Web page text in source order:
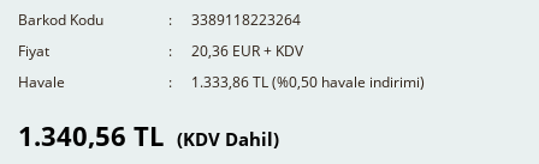
Barkod Kodu
3389118223264
Fiyat
20,36 EUR + KDV
Havale
1.333,86 TL (%0,50 havale indirimi)
1.340,56 TL (KDV Dahil)